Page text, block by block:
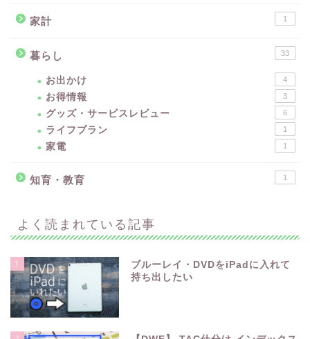
家計 1
暮らし 33
お出かけ 4
お得情報 3
グッズ・サービスレビュー 6
ライフプラン 1
家電 1
知育・教育 1
よく読まれている記事
1
ブルーレイ・DVDをiPadに入れて
持ち出したい